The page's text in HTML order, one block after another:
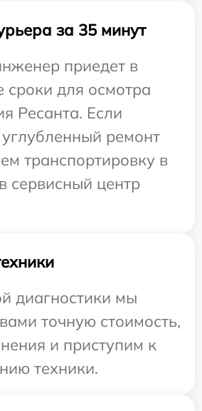
за 35 минут
приедет в
сроки для осмотра
Ресанта. Если
углубленный ремонт
транспортировку в
сервисный центр
диагностики мы
точную стоимость,
и приступим к
техники.